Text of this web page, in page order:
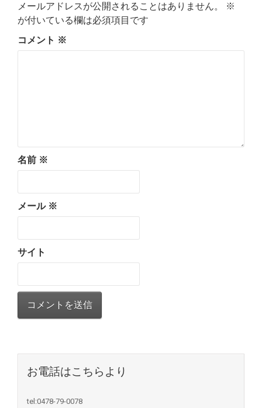
メールアドレスが公開されることはありません。
※
が付いている欄は必須項目です
コメント ※
名前 ※
メール ※
サイト
お電話はこちらより
tel:0478-79-0078